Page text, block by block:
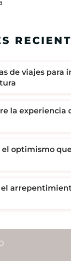
de viajes para
la experiencia
el optimismo
el